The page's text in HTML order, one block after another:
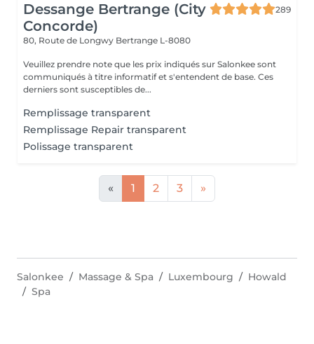
Dessange Bertrange (City
Concorde)
289
80, Route de Longwy Bertrange L-8080
Veuillez prendre note que les prix indiqués sur Salonkee sont
communiqués à titre informatif et s'entendent de base. Ces
derniers sont susceptibles de...
Remplissage transparent
Remplissage Repair transparent
Polissage transparent
« 1 2 3 »
Salonkee Massage & Spa Luxembourg
Howald
Spa